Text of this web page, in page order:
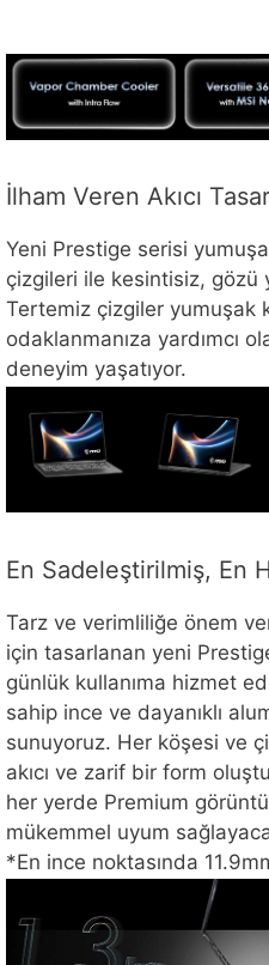
İlham Veren Akıcı
Yeni Prestige serisi
çizgileri ile kesintisiz, gözü
Tertemiz çizgiler yumuşak
odaklanmanıza yardımcı
deneyim yaşatıyor.
En Sadeleştirilmiş, En
Tarz ve verimliliğe önem
için tasarlanan yeni
günlük kullanıma hizmet
sahip ince ve dayanıklı
sunuyoruz. Her köşesi ve
akıcı ve zarif bir form
her yerde Premium
mükemmel uyum
*En ince noktasında